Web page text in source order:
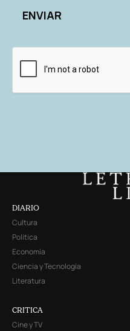
DIARIO
Cultura
Política
Economía
Ciencia y Tecnología
Literatura
CRITICA
Cine y TV